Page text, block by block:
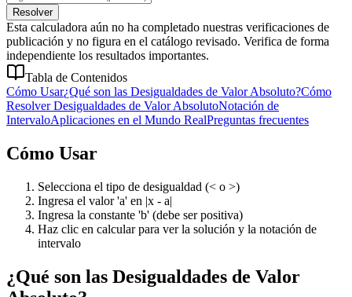
Resolver
Esta calculadora aún no ha completado nuestras verificaciones de
publicación y no figura en el catálogo revisado. Verifica de forma
independiente los resultados importantes.
Tabla de Contenidos
Cómo Usar¿Qué son las Desigualdades de Valor Absoluto?Cómo
Resolver Desigualdades de Valor AbsolutoNotación de
IntervaloAplicaciones en el Mundo RealPreguntas frecuentes
Cómo Usar
Selecciona el tipo de desigualdad (< o >)
Ingresa el valor 'a' en |x - a|
Ingresa la constante 'b' (debe ser positiva)
Haz clic en calcular para ver la solución y la notación de
intervalo
¿Qué son las Desigualdades de Valor